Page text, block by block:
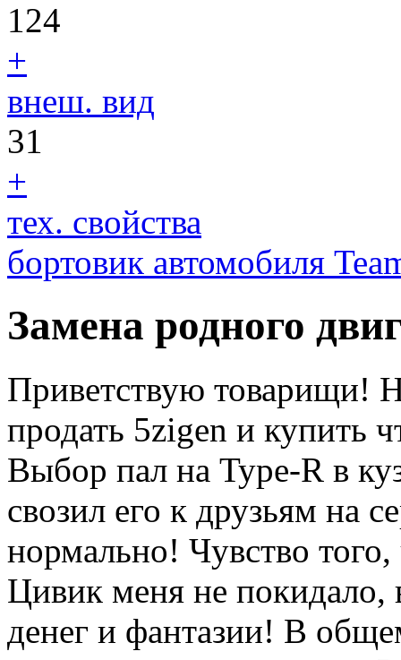
124
+
внеш. вид
31
+
тех. свойства
бортовик автомобиля
Замена родного
Приветствую товарищи!
продать 5zigen и купить
Выбор пал на Type-R в
свозил его к друзьям на
нормально! Чувство
Цивик меня не покидало,
денег и фантазии! В